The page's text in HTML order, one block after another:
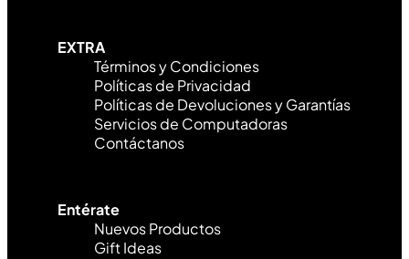
EXTRA
Términos y Condiciones
Políticas de Privacidad
Políticas de Devoluciones y Garantías
Servicios de Computadoras
Contáctanos
Entérate
Nuevos Productos
Gift Ideas